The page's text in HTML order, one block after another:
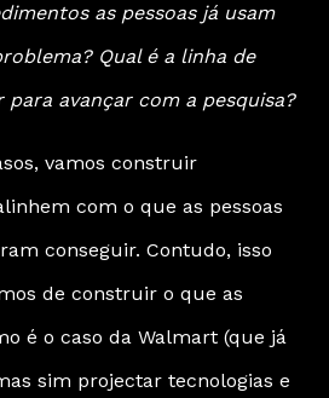
as pessoas já usam
Qual é a linha de
para avançar com a pesquisa?
vamos construir
com o que as pessoas
conseguir. Contudo, isso
de construir o que as
é o caso da Walmart(que já
sim projectar tecnologias e